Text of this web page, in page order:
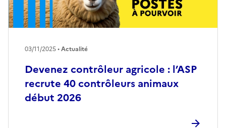
Devenez contrôleur agricole : l’ASP
recrute 40 contrôleurs animaux
début 2026
03/11/2025 •Actualité